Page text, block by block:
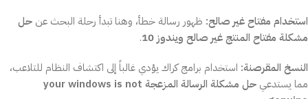
استخدام مفتاح غير صالح: ظهور رسالة خطأ، وهنا تبدأ رحلة البحث عن حل
مشكلة مفتاح المنتج غير صالح ويندوز 10
.
النسخ المقرصنة: استخدام برامج كراك يؤدي غالباً إلى اكتشاف النظام للتلاعب،
مما يستدعي
حل مشكلة الرسالة المزعجة your windows is not